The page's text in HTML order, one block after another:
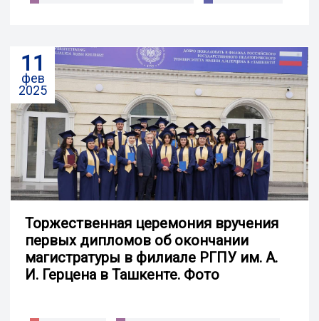
11
фев
2025
Торжественная церемония вручения
первых дипломов об окончании
магистратуры в филиале РГПУ им. А.
И. Герцена в Ташкенте. Фото